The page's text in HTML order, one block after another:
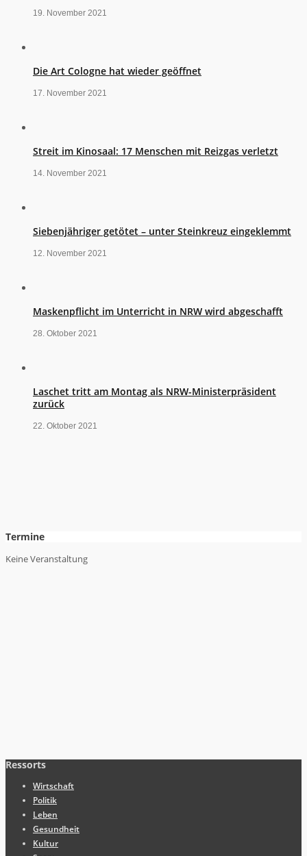
19. November 2021
Die Art Cologne hat wieder geöffnet
17. November 2021
Streit im Kinosaal: 17 Menschen mit Reizgas verletzt
14. November 2021
Siebenjähriger getötet – unter Steinkreuz eingeklemmt
12. November 2021
Maskenpflicht im Unterricht in NRW wird abgeschafft
28. Oktober 2021
Laschet tritt am Montag als NRW-Ministerpräsident
zurück
22. Oktober 2021
Termine
Keine Veranstaltung
Ressorts
Wirtschaft
Politik
Leben
Gesundheit
Kultur